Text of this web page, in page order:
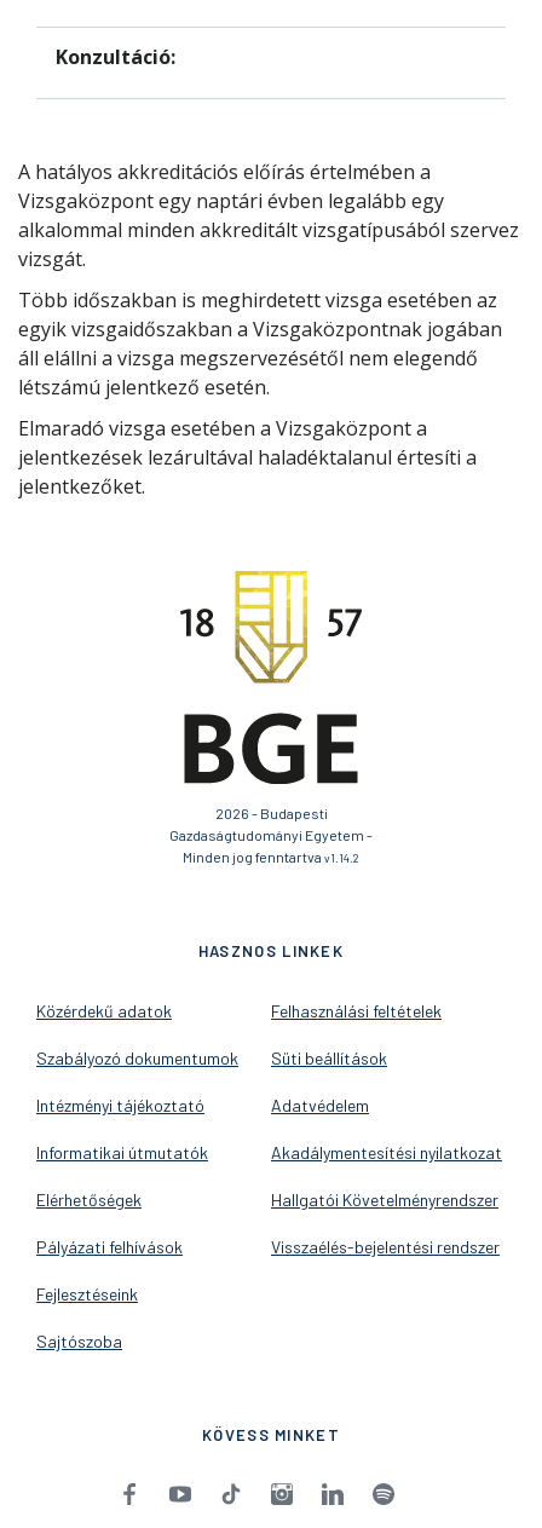
Konzultáció:
A hatályos akkreditációs előírás értelmében a
Vizsgaközpont egy naptári évben legalább egy
alkalommal minden akkreditált vizsgatípusából szervez
vizsgát.
Több időszakban is meghirdetett vizsga esetében az
egyik vizsgaidőszakban a Vizsgaközpontnak jogában
áll elállni a vizsga megszervezésétől nem elegendő
létszámú jelentkező esetén.
Elmaradó vizsga esetében a Vizsgaközpont a
jelentkezések lezárultával haladéktalanul értesíti a
jelentkezőket.
2026 - Budapesti
Gazdaságtudományi Egyetem -
Minden jog fenntartva v1.14.2
HASZNOS LINKEK
Közérdekű adatok
Szabályozó dokumentumok
Intézményi tájékoztató
Informatikai útmutatók
Elérhetőségek
Pályázati felhívások
Fejlesztéseink
Sajtószoba
Felhasználási feltételek
Süti beállítások
Adatvédelem
Akadálymentesítési nyilatkozat
Hallgatói Követelményrendszer
Visszaélés-bejelentési rendszer
KÖVESS MINKET